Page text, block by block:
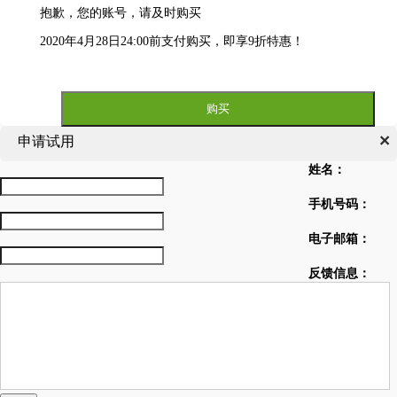
抱歉，您的账号，请及时购买
2020年4月28日24:00前支付购买，即享9折特惠！
购买
×
申请试用
姓名 ：
手机号码 ：
电子邮箱 ：
反馈信息 ：